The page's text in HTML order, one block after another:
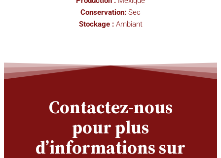
Conservation: Sec
Stockage : Ambiant
Contactez-nous
pour plus
d’informations sur